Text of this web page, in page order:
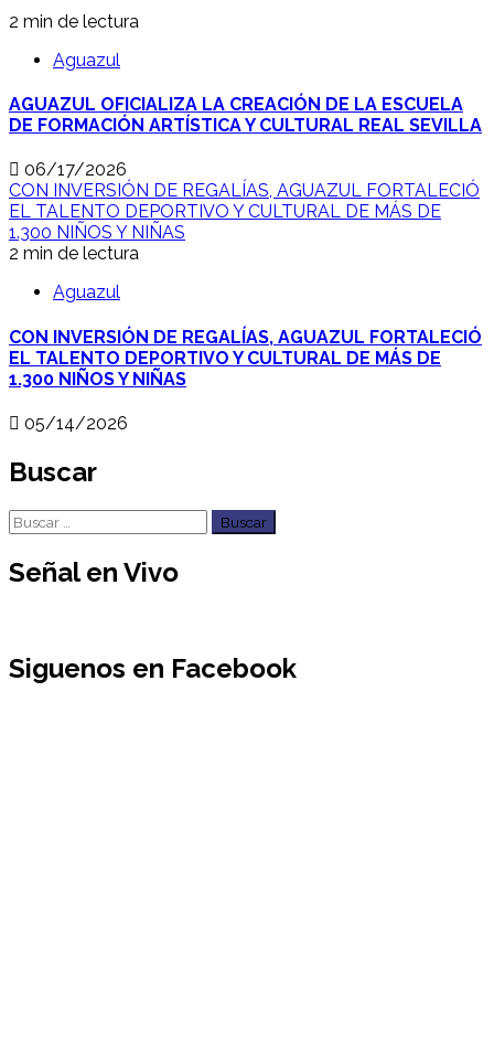
2 min de lectura
Aguazul
AGUAZUL OFICIALIZA LA CREACIÓN DE LA ESCUELA
DE FORMACIÓN ARTÍSTICA Y CULTURAL REAL SEVILLA
06/17/2026
CON INVERSIÓN DE REGALÍAS, AGUAZUL FORTALECIÓ
EL TALENTO DEPORTIVO Y CULTURAL DE MÁS DE
1.300 NIÑOS Y NIÑAS
2 min de lectura
Aguazul
CON INVERSIÓN DE REGALÍAS, AGUAZUL FORTALECIÓ
EL TALENTO DEPORTIVO Y CULTURAL DE MÁS DE
1.300 NIÑOS Y NIÑAS
05/14/2026
Buscar
Buscar:
Señal en Vivo
Siguenos en Facebook